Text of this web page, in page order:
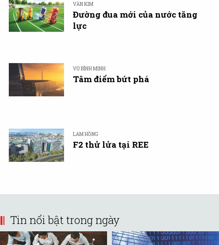
VĂN KIM
Đường đua mới của nước tăng
lực
VŨ BÌNH MINH
Tâm điểm bứt phá
LAM HỒNG
F2 thử lửa tại REE
Tin nổi bật trong ngày